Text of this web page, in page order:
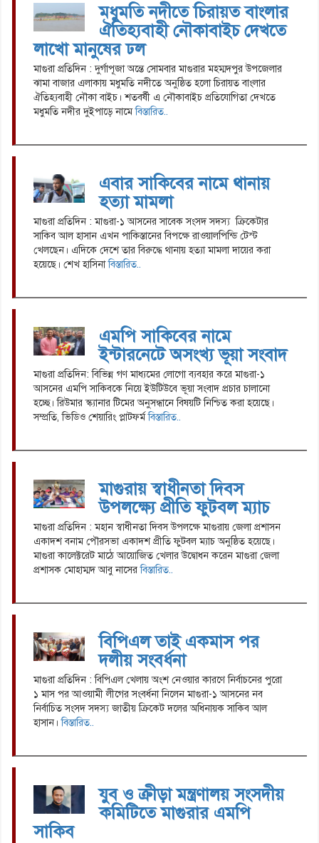
মধুমতি নদীতে চিরায়ত বাংলার
ঐতিহ্যবাহী নৌকাবাইচ দেখতে
লাখো মানুষের ঢল
মাগুরা প্রতিদিন : দুর্গাপূজা অন্তে সোমবার মাগুরার মহম্মদপুর উপজেলার
ঝামা বাজার এলাকায় মধুমতি নদীতে অনুষ্ঠিত হলো চিরায়ত বাংলার
ঐতিহ্যবাহী নৌকা বাইচ। শতবর্ষী এ নৌকাবাইচ প্রতিযোগিতা দেখতে
মধুমতি নদীর দুইপাড়ে নামেবিস্তারিত..
এবার সাকিবের নামে থানায়
হত্যা মামলা
মাগুরা প্রতিদিন : মাগুরা-১ আসনের সাবেক সংসদ সদস্য ক্রিকেটার
সাকিব আল হাসান এখন পাকিস্তানের বিপক্ষে রাওয়ালপিন্ডি টেস্ট
খেলছেন। এদিকে দেশে তার বিরুদ্ধে থানায় হত্যা মামলা দায়ের করা
হয়েছে। শেখ হাসিনাবিস্তারিত..
এমপি সাকিবের নামে
ইন্টারনেটে অসংখ্য ভূয়া সংবাদ
মাগুরা প্রতিদিন: বিভিন্ন গণ মাধ্যমের লোগো ব্যবহার করে মাগুরা-১
আসনের এমপি সাকিবকে নিয়ে ইউটিউবে ভূয়া সংবাদ প্রচার চালানো
হচ্ছে। রিউমার স্ক্যানার টিমের অনুসন্ধানে বিষয়টি নিশ্চিত করা হয়েছে।
সম্প্রতি, ভিডিও শেয়ারিং প্লাটফর্মবিস্তারিত..
মাগুরায় স্বাধীনতা দিবস
উপলক্ষ্যে প্রীতি ফুটবল ম্যাচ
মাগুরা প্রতিদিন : মহান স্বাধীনতা দিবস উপলক্ষে মাগুরায় জেলা প্রশাসন
একাদশ বনাম পৌরসভা একাদশ প্রীতি ফুটবল ম্যাচ অনুষ্ঠিত হয়েছে।
মাগুরা কালেক্টরেট মাঠে আয়োজিত খেলার উদ্বোধন করেন মাগুরা জেলা
প্রশাসক মোহাম্মদ আবু নাসেরবিস্তারিত..
বিপিএল তাই একমাস পর
দলীয় সংবর্ধনা
মাগুরা প্রতিদিন : বিপিএল খেলায় অংশ নেওয়ার কারণে নির্বাচনের পুরো
১ মাস পর আওয়ামী লীগের সংবর্ধনা নিলেন মাগুরা-১ আসনের নব
নির্বাচিত সংসদ সদস্য জাতীয় ক্রিকেট দলের অধিনায়ক সাকিব আল
হাসান।বিস্তারিত..
যুব ও ক্রীড়া মন্ত্রণালয় সংসদীয়
কমিটিতে মাগুরার এমপি
সাকিব